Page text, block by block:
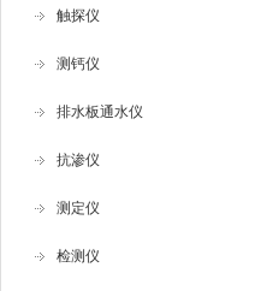
触探仪
测钙仪
排水板通水仪
抗渗仪
测定仪
检测仪